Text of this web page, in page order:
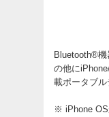
Bluetooth®
の他に
載ポータブル
※ iPhone OS